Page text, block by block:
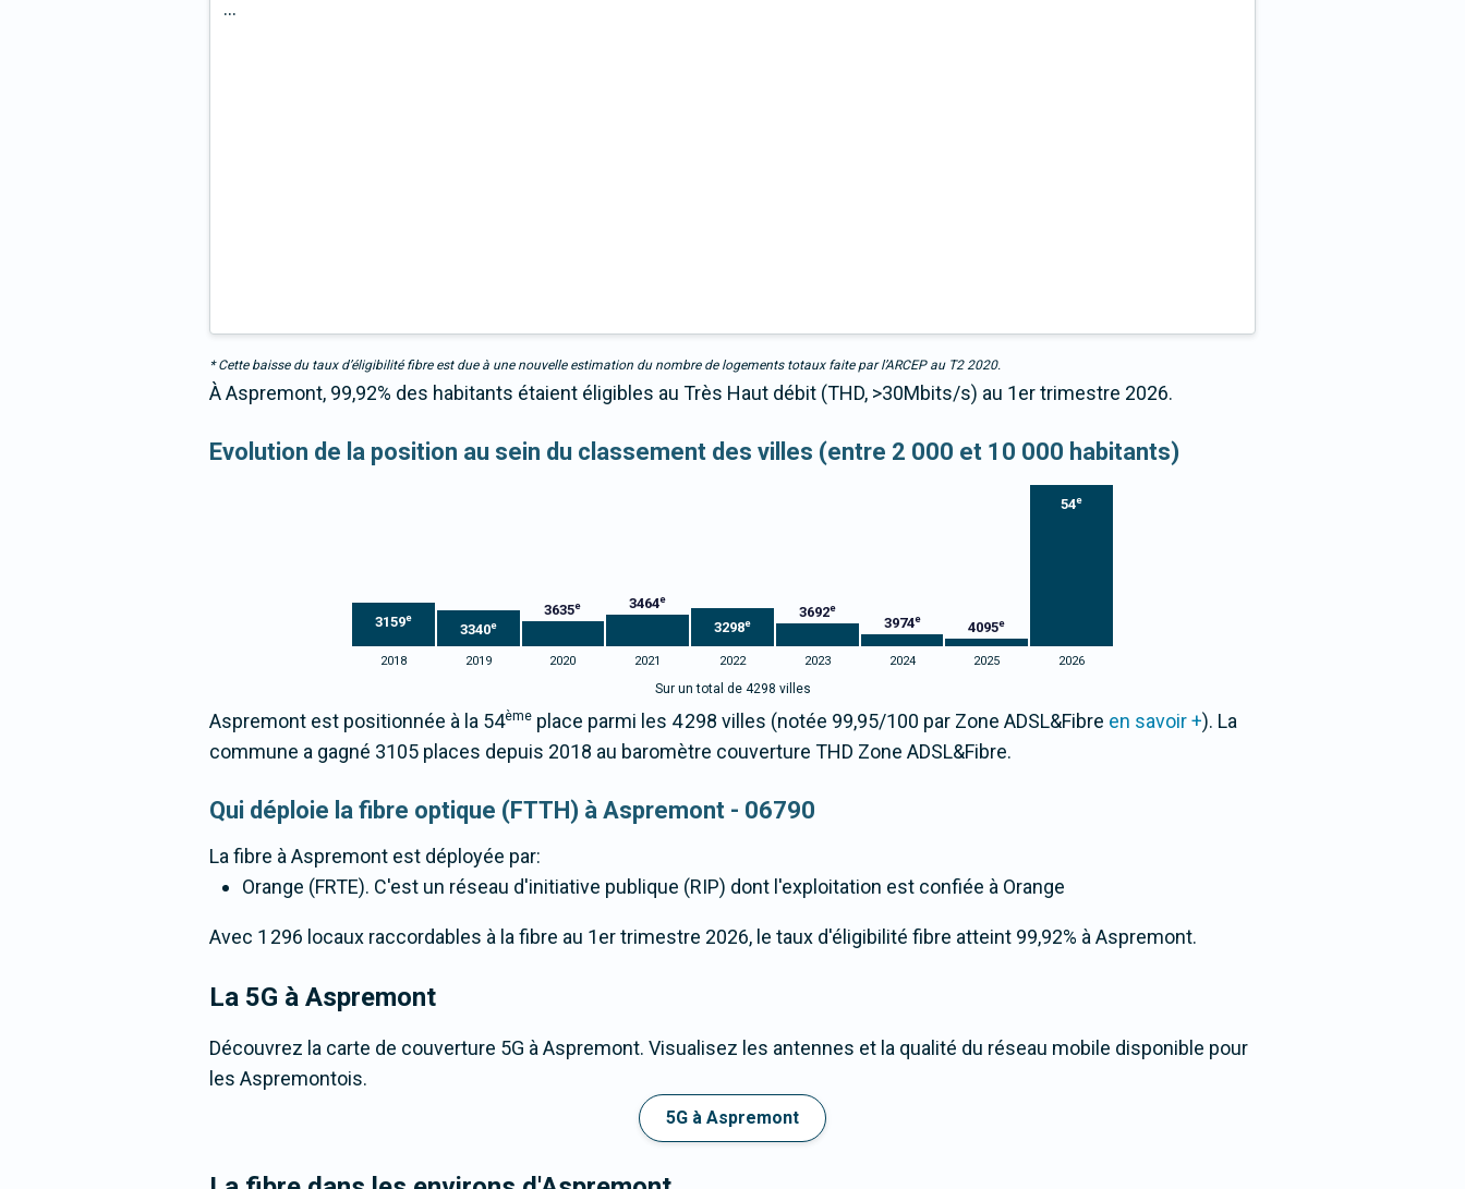
...
* Cette baisse du taux d’éligibilité fibre est due à une nouvelle estimation du nombre de logements totaux faite par l’ARCEP au T2 2020.
À Aspremont, 99,92% des habitants étaient éligibles au Très Haut débit (THD, >30Mbits/s) au 1er trimestre 2026.
Evolution de la position au sein du classement des villes (entre 2 000 et 10 000 habitants)
3159e
3340e
3635e 3464e
3298e
3692e
3974e
4095e
54e
2018 2019 2020 2021 2022 2023 2024 2025 2026
Sur un total de 4298 villes
Aspremont est positionnée à la 54ème place parmi les 4 298 villes (notée 99,95/100 par Zone ADSL&Fibre en savoir +). La
commune a gagné 3105 places depuis 2018 au baromètre couverture THD Zone ADSL&Fibre.
Qui déploie la fibre optique (FTTH) à Aspremont - 06790
La fibre à Aspremont est déployée par:
Orange (FRTE). C'est un réseau d'initiative publique (RIP) dont l'exploitation est confiée à Orange
Avec 1 296 locaux raccordables à la fibre au 1er trimestre 2026, le taux d'éligibilité fibre atteint 99,92% à Aspremont.
La 5G à Aspremont
Découvrez la carte de couverture 5G à Aspremont. Visualisez les antennes et la qualité du réseau mobile disponible pour
les Aspremontois.
5G à Aspremont